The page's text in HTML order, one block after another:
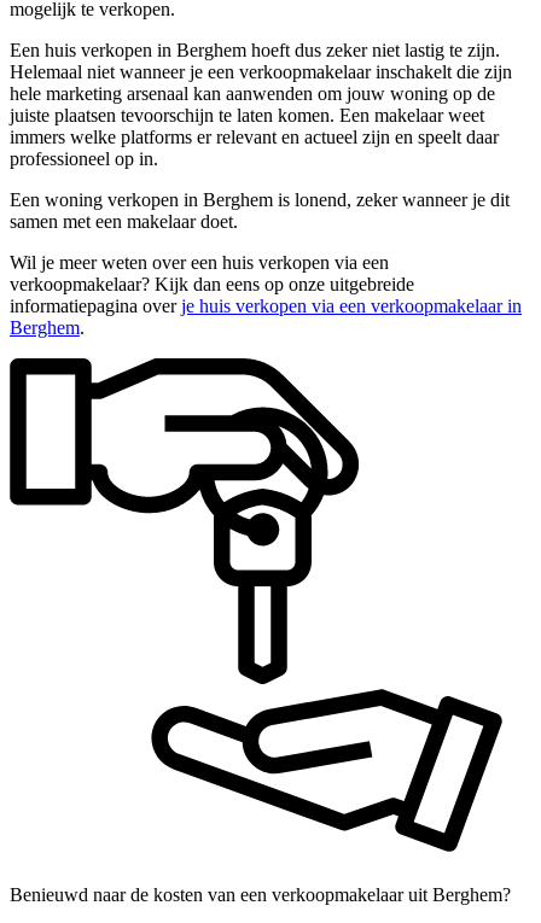
mogelijk te verkopen.
Een huis verkopen in Berghem hoeft dus zeker niet lastig te zijn.
Helemaal niet wanneer je een verkoopmakelaar inschakelt die zijn
hele marketing arsenaal kan aanwenden om jouw woning op de
juiste plaatsen tevoorschijn te laten komen. Een makelaar weet
immers welke platforms er relevant en actueel zijn en speelt daar
professioneel op in.
Een woning verkopen in Berghem is lonend, zeker wanneer je dit
samen met een makelaar doet.
Wil je meer weten over een huis verkopen via een
verkoopmakelaar? Kijk dan eens op onze uitgebreide
informatiepagina overje huis verkopen via een verkoopmakelaar in
Berghem.
Benieuwd naar de kosten van een verkoopmakelaar uit Berghem?